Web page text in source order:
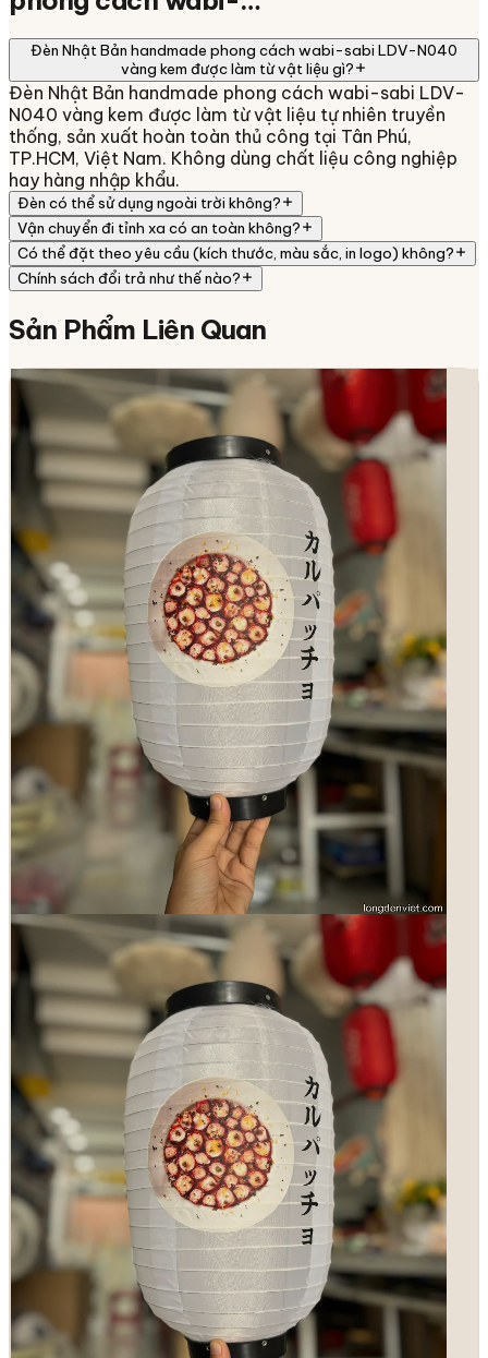
Đèn Nhật Bản handmade phong cách wabi-sabi LDV-N040
vàng kem được làm từ vật liệu gì?
Đèn Nhật Bản handmade phong cách wabi-sabi LDV-
N040 vàng kem được làm từ vật liệu tự nhiên truyền
thống, sản xuất hoàn toàn thủ công tại Tân Phú,
TP.HCM, Việt Nam. Không dùng chất liệu công nghiệp
hay hàng nhập khẩu.
Đèn có thể sử dụng ngoài trời không?
Vận chuyển đi tỉnh xa có an toàn không?
Có thể đặt theo yêu cầu (kích thước, màu sắc, in logo) không?
Chính sách đổi trả như thế nào?
Sản Phẩm Liên Quan